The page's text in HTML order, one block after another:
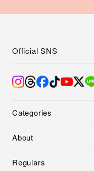
Categories
About
Regulars
Official SNS